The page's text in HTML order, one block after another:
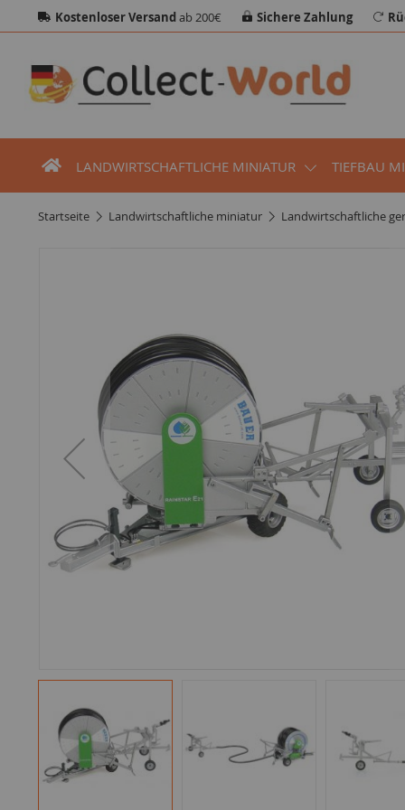
Kostenloser Versandab 200€ Sichere Zahlung
LANDWIRTSCHAFTLICHE MINIATUR TIEFBAU
startseite landwirtschaftliche miniatur landwirtschaftliche